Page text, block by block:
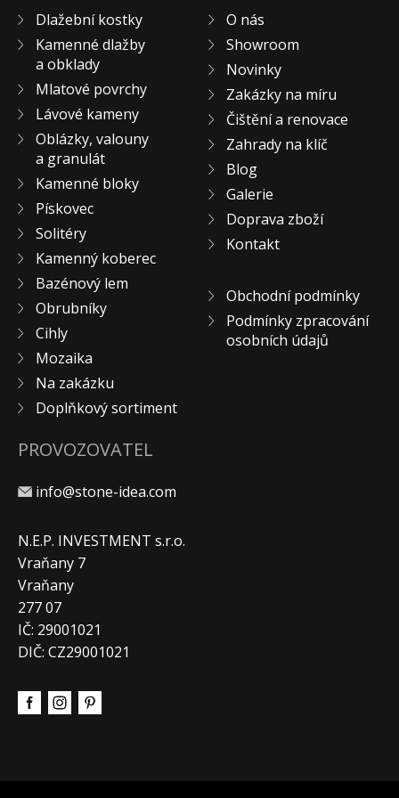
KONTAKT
Dlažební kostky
Kamenné dlažby
a obklady
Mlatové povrchy
Lávové kameny
Oblázky, valouny
a granulát
Kamenné bloky
Pískovec
Solitéry
Kamenný koberec
Bazénový lem
Obrubníky
Cihly
Mozaika
Na zakázku
Doplňkový sortiment
O nás
Showroom
Novinky
Zakázky na míru
Čištění a renovace
Zahrady na klíč
Blog
Galerie
Doprava zboží
Kontakt
Obchodní podmínky
Podmínky zpracování
osobních údajů
PROVOZOVATEL
info@stone-idea.com
N.E.P. INVESTMENT s.r.o.
Vraňany 7
Vraňany
277 07
IČ: 29001021
DIČ: CZ29001021